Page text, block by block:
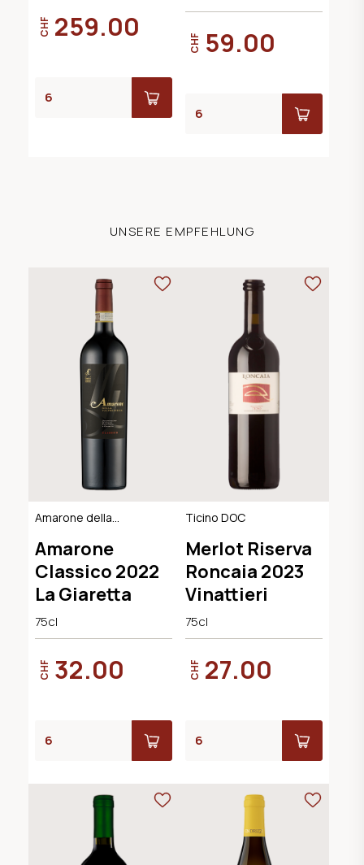
CHF 259.00 CHF 59.00
UNSERE EMPFEHLUNG
Amarone della
Classico DOCG
Amarone
Classico 2022
La Giaretta
75cl
CHF 32.00
Ticino DOC
Merlot Riserva
Roncaia 2023
Vinattieri
75cl
CHF 27.00